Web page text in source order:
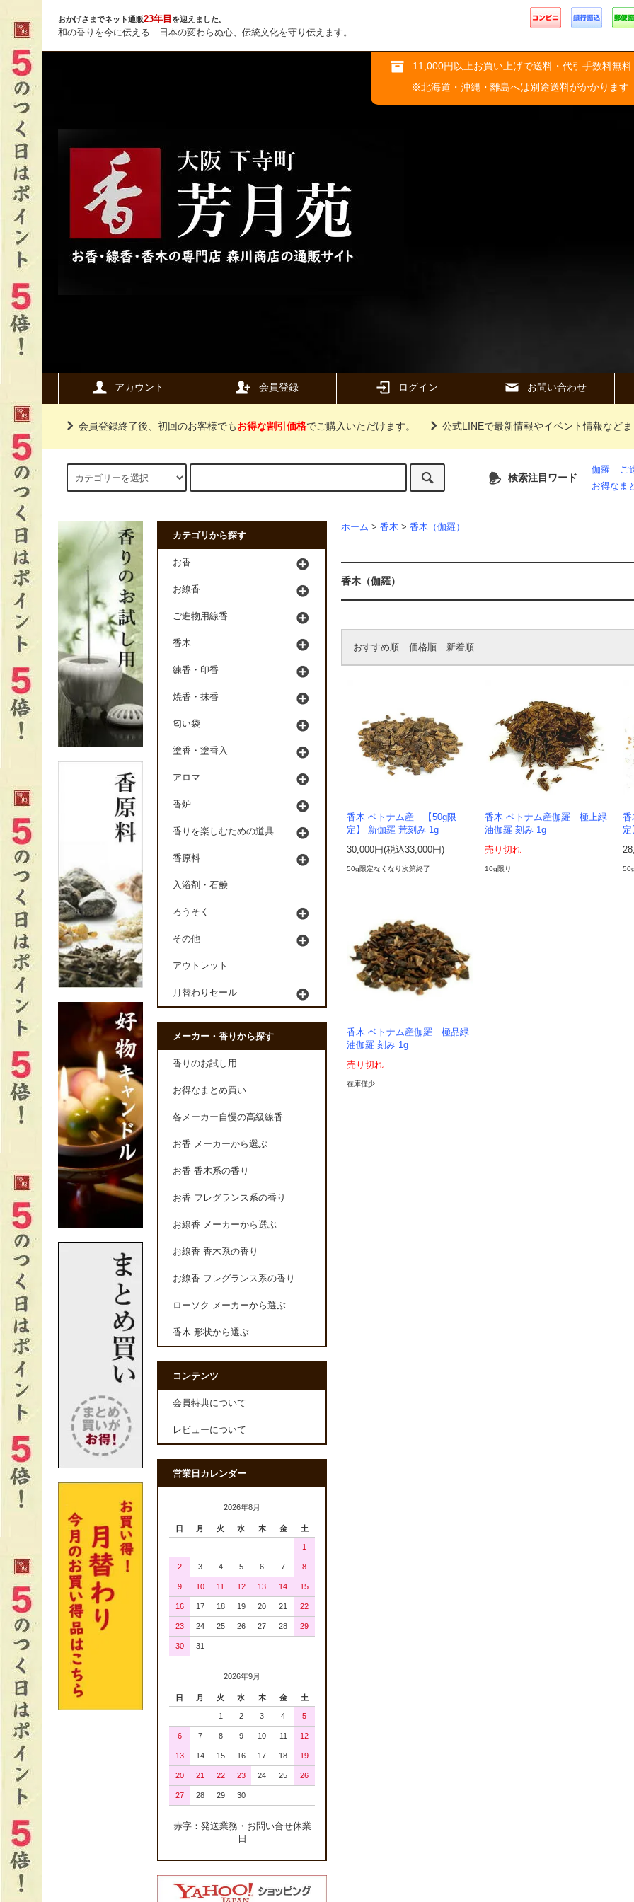
おかげさまでネット通販23年目 を迎えました。
和の香りを今に伝える 日本の変わらぬ心、伝統文化を守り伝えます。
11,000円以上お買い上げで送料・代引手数料無料
※北海道・沖縄・離島へは別途送料がかかります
アカウント 会員登録 ログイン お問い合わせ
会員登録終了後、初回のお客様でもお得な割引価格でご購入いただけます。 公式LINEで最新情報やイベント情報などま
検索注目ワード
伽羅 ご
お得なま
ホーム > 香木 > 香木（伽羅）
香木（伽羅）
おすすめ順 価格順 新着順
香木 ベトナム産 【50g限
定】 新伽羅 荒刻み 1g
30,000円(税込33,000円)
50g限定なくなり次第終了
香木 ベトナム産伽羅 極上緑
油伽羅 刻み 1g
売り切れ
10g限り
香
香木 ベトナム産伽羅 極品緑
油伽羅 刻み 1g
売り切れ
在庫僅少
カテゴリから探す
お香
お線香
ご進物用線香
香木
練香・印香
焼香・抹香
匂い袋
塗香・塗香入
アロマ
香炉
香りを楽しむための道具
香原料
入浴剤・石鹸
ろうそく
その他
アウトレット
月替わりセール
メーカー・香りから探す
香りのお試し用
お得なまとめ買い
各メーカー自慢の高級線香
お香 メーカーから選ぶ
お香 香木系の香り
お香 フレグランス系の香り
お線香 メーカーから選ぶ
お線香 香木系の香り
お線香 フレグランス系の香り
ローソク メーカーから選ぶ
香木 形状から選ぶ
コンテンツ
会員特典について
レビューについて
営業日カレンダー
2026年8月
日 月 火 水 木 金 土
1
2 3 4 5 6 7 8
9 10 11 12 13 14 15
16 17 18 19 20 21 22
23 24 25 26 27 28 29
30 31
2026年9月
日 月 火 水 木 金 土
1 2 3 4 5
6 7 8 9 10 11 12
13 14 15 16 17 18 19
20 21 22 23 24 25 26
27 28 29 30
赤字：発送業務・お問い合せ休業
日